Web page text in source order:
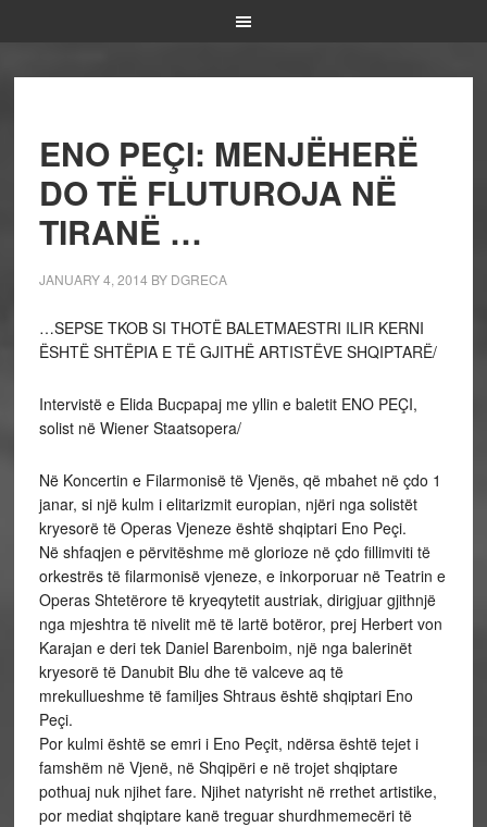
ENO PEÇI: MENJËHERË
DO TË FLUTUROJA NË
TIRANË …
JANUARY 4, 2014 BY DGRECA
…SEPSE TKOB SI THOTË BALETMAESTRI ILIR KERNI
ËSHTË SHTËPIA E TË GJITHË ARTISTËVE SHQIPTARË/
Intervistë e Elida Bucpapaj me yllin e baletit ENO PEÇI,
solist në Wiener Staatsopera/
Në Koncertin e Filarmonisë të Vjenës, që mbahet në çdo 1
janar, si një kulm i elitarizmit europian, njëri nga solistët
kryesorë të Operas Vjeneze është shqiptari Eno Peçi.
Në shfaqjen e përvitëshme më glorioze në çdo fillimviti të
orkestrës të filarmonisë vjeneze, e inkorporuar në Teatrin e
Operas Shtetërore të kryeqytetit austriak, dirigjuar gjithnjë
nga mjeshtra të nivelit më të lartë botëror, prej Herbert von
Karajan e deri tek Daniel Barenboim, një nga balerinët
kryesorë të Danubit Blu dhe të valceve aq të
mrekullueshme të familjes Shtraus është shqiptari Eno
Peçi.
Por kulmi është se emri i Eno Peçit, ndërsa është tejet i
famshëm në Vjenë, në Shqipëri e në trojet shqiptare
pothuaj nuk njihet fare. Njihet natyrisht në rrethet artistike,
por mediat shqiptare kanë treguar shurdhmemecëri të